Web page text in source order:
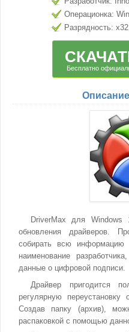
Операционка:
Разрядность:
Бесплатно
DriverMax для Windows
обновления драйверов.
собирать всю информацию
наименование
данные о цифровой подписи.
Драйвер пригодится
регулярную переустановку
Создав папку (архив),
распаковкой с помощью